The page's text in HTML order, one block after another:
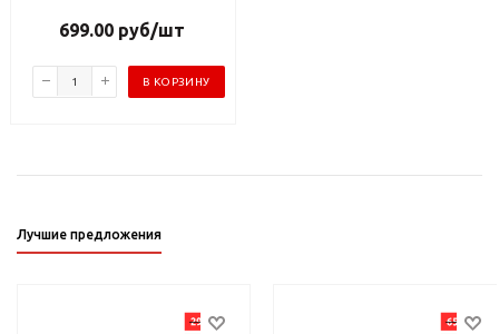
699.00руб/шт
В КОРЗИНУ
Лучшие предложения